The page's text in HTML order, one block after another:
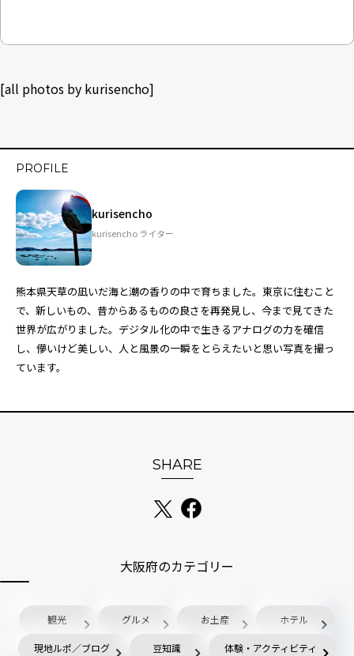
[all photos by kurisencho]
PROFILE
kurisencho
kurisencho ライター
熊本県天草の凪いだ海と潮の香りの中で育ちました。東京に住むこと
で、新しいもの、昔からあるものの良さを再発見し、今まで見てきた
世界が広がりました。デジタル化の中で生きるアナログの力を確信
し、儚いけど美しい、人と風景の一瞬をとらえたいと思い写真を撮っ
ています。
SHARE
大阪府のカテゴリー
観光 グルメ お土産 ホテル
現地ルポ／ブログ 豆知識 体験・アクティビティ